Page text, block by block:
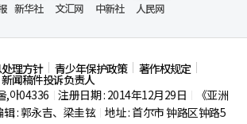
新华社 文汇网 中新社 人民网
理方针 青少年保护政策 著作权规定
新闻稿件投诉负责人
,아04336 注册日期 : 2014年12月29日
《亚洲
: 郭永吉、梁圭铉 地址 : 首尔市钟路区钟路5